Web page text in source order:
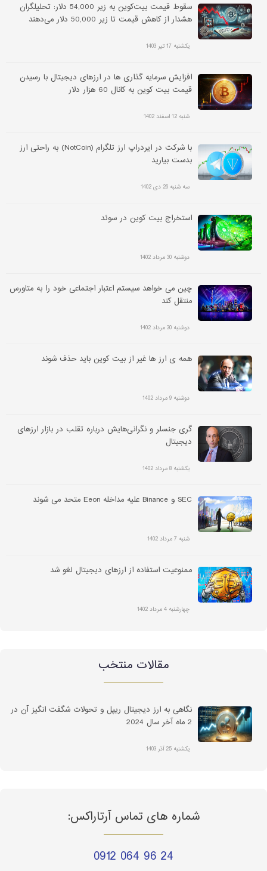
سقوط قیمت بیت‌کوین به زیر 54,000 دلار: تحلیلگران
هشدار از کاهش قیمت تا زیر 50,000 دلار می‌دهند
یکشنبه 17 تیر 1403
افزایش سرمایه گذاری ها در ارزهای دیجیتال با رسیدن
قیمت بیت کوین به کانال 60 هزار دلار
شنبه 12 اسفند 1402
با شرکت در ایردراپ ارز تلگرام (NotCoin) به راحتی ارز
بدست بیارید
سه شنبه 26 دی 1402
استخراج بیت کوین در سوئد
دوشنبه 30 مرداد 1402
چین می خواهد سیستم اعتبار اجتماعی خود را به متاورس
منتقل کند
دوشنبه 30 مرداد 1402
همه ی ارز ها غیر از بیت کوین باید حذف شوند
دوشنبه 9 مرداد 1402
گری جنسلر و نگرانی‌هایش درباره تقلب در بازار ارزهای
دیجیتال
یکشنبه 8 مرداد 1402
SEC و Binance علیه مداخله Eeon متحد می شوند
شنبه 7 مرداد 1402
ممنوعیت استفاده از ارزهای دیجیتال لغو شد
چهارشنبه 4 مرداد 1402
مقالات منتخب
نگاهی به ارز دیجیتال ریپل و تحولات شگفت انگیز آن در
2 ماه آخر سال 2024
یکشنبه 25 آذر 1403
شماره های تماس آرتاراکس:
0912 064 96 24